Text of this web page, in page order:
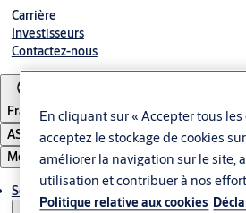
Carrière
Investisseurs
Contactez-nous
France
ASSA ABLOY Group
Menu
Solutions
En cliquant sur « Accepter tous les
acceptez le stockage de cookies
améliorer la navigation sur le site,
utilisation et contribuer à nos
Politique relative aux cookies